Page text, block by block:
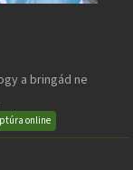
a bringád ne
online